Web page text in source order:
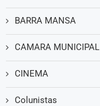
BARRA MANSA
CAMARA MUNICIPAL
CINEMA
Colunistas